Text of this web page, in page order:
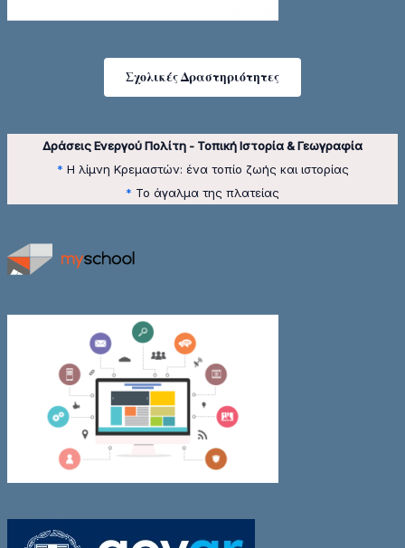
Σχολικές Δραστηριότητες
Δράσεις Ενεργού Πολίτη - Τοπική Ιστορία & Γεωγραφία
* Η λίμνη Κρεμαστών: ένα τοπίο ζωής και ιστορίας
* Το άγαλμα της πλατείας